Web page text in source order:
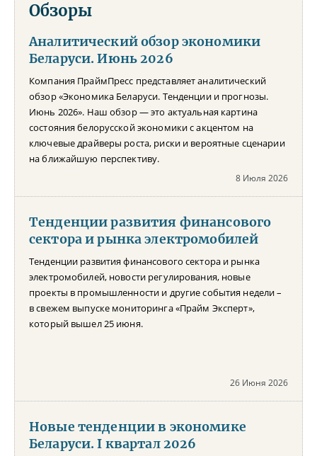
Обзоры
Аналитический обзор экономики
Беларуси. Июнь 2026
Компания ПраймПресс представляет аналитический
обзор «Экономика Беларуси. Тенденции и прогнозы.
Июнь 2026». Наш обзор — это актуальная картина
состояния белорусской экономики с акцентом на
ключевые драйверы роста, риски и вероятные сценарии
на ближайшую перспективу.
8 Июля 2026
Тенденции развития финансового
сектора и рынка электромобилей
Тенденции развития финансового сектора и рынка
электромобилей, новости регулирования, новые
проекты в промышленности и другие события недели –
в свежем выпуске мониторинга «Прайм Эксперт»,
который вышел 25 июня.
26 Июня 2026
Новые тенденции в экономике
Беларуси. I квартал 2026